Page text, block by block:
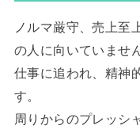
ノルマ厳守、売上至
の人に向いていません
仕事に追われ、精神
す。
周りからのプレッシ